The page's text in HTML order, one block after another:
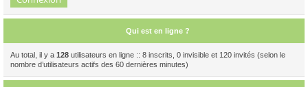
Qui est en ligne ?
Au total, il y a 128 utilisateurs en ligne :: 8 inscrits, 0 invisible et 120 invités (selon le
nombre d’utilisateurs actifs des 60 dernières minutes)